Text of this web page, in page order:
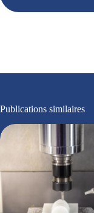
Publications similaires